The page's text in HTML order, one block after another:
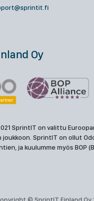
Oy
SprintIT on valittu
SprintIT on ollut
ja kuulumme myös BOP
© SprintIT Finland Oy